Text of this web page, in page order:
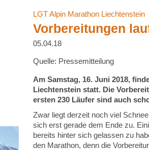
LGT Alpin Marathon Liechtenstein
Vorbereitungen
05.04.18
Quelle: Pressemitteilung
Am Samstag, 16. Juni 2018,
Liechtenstein statt. Die
ersten 230 Läufer sind auch
Zwar liegt derzeit noch viel
sich erst gerade dem Ende zu.
bereits hinter sich gelassen zu
den Marathon, denn die